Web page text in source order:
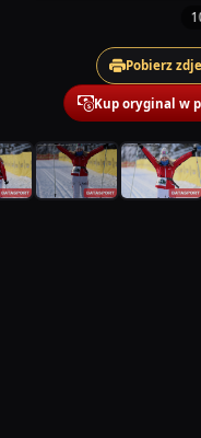
Pobierz
Kup oryginal w